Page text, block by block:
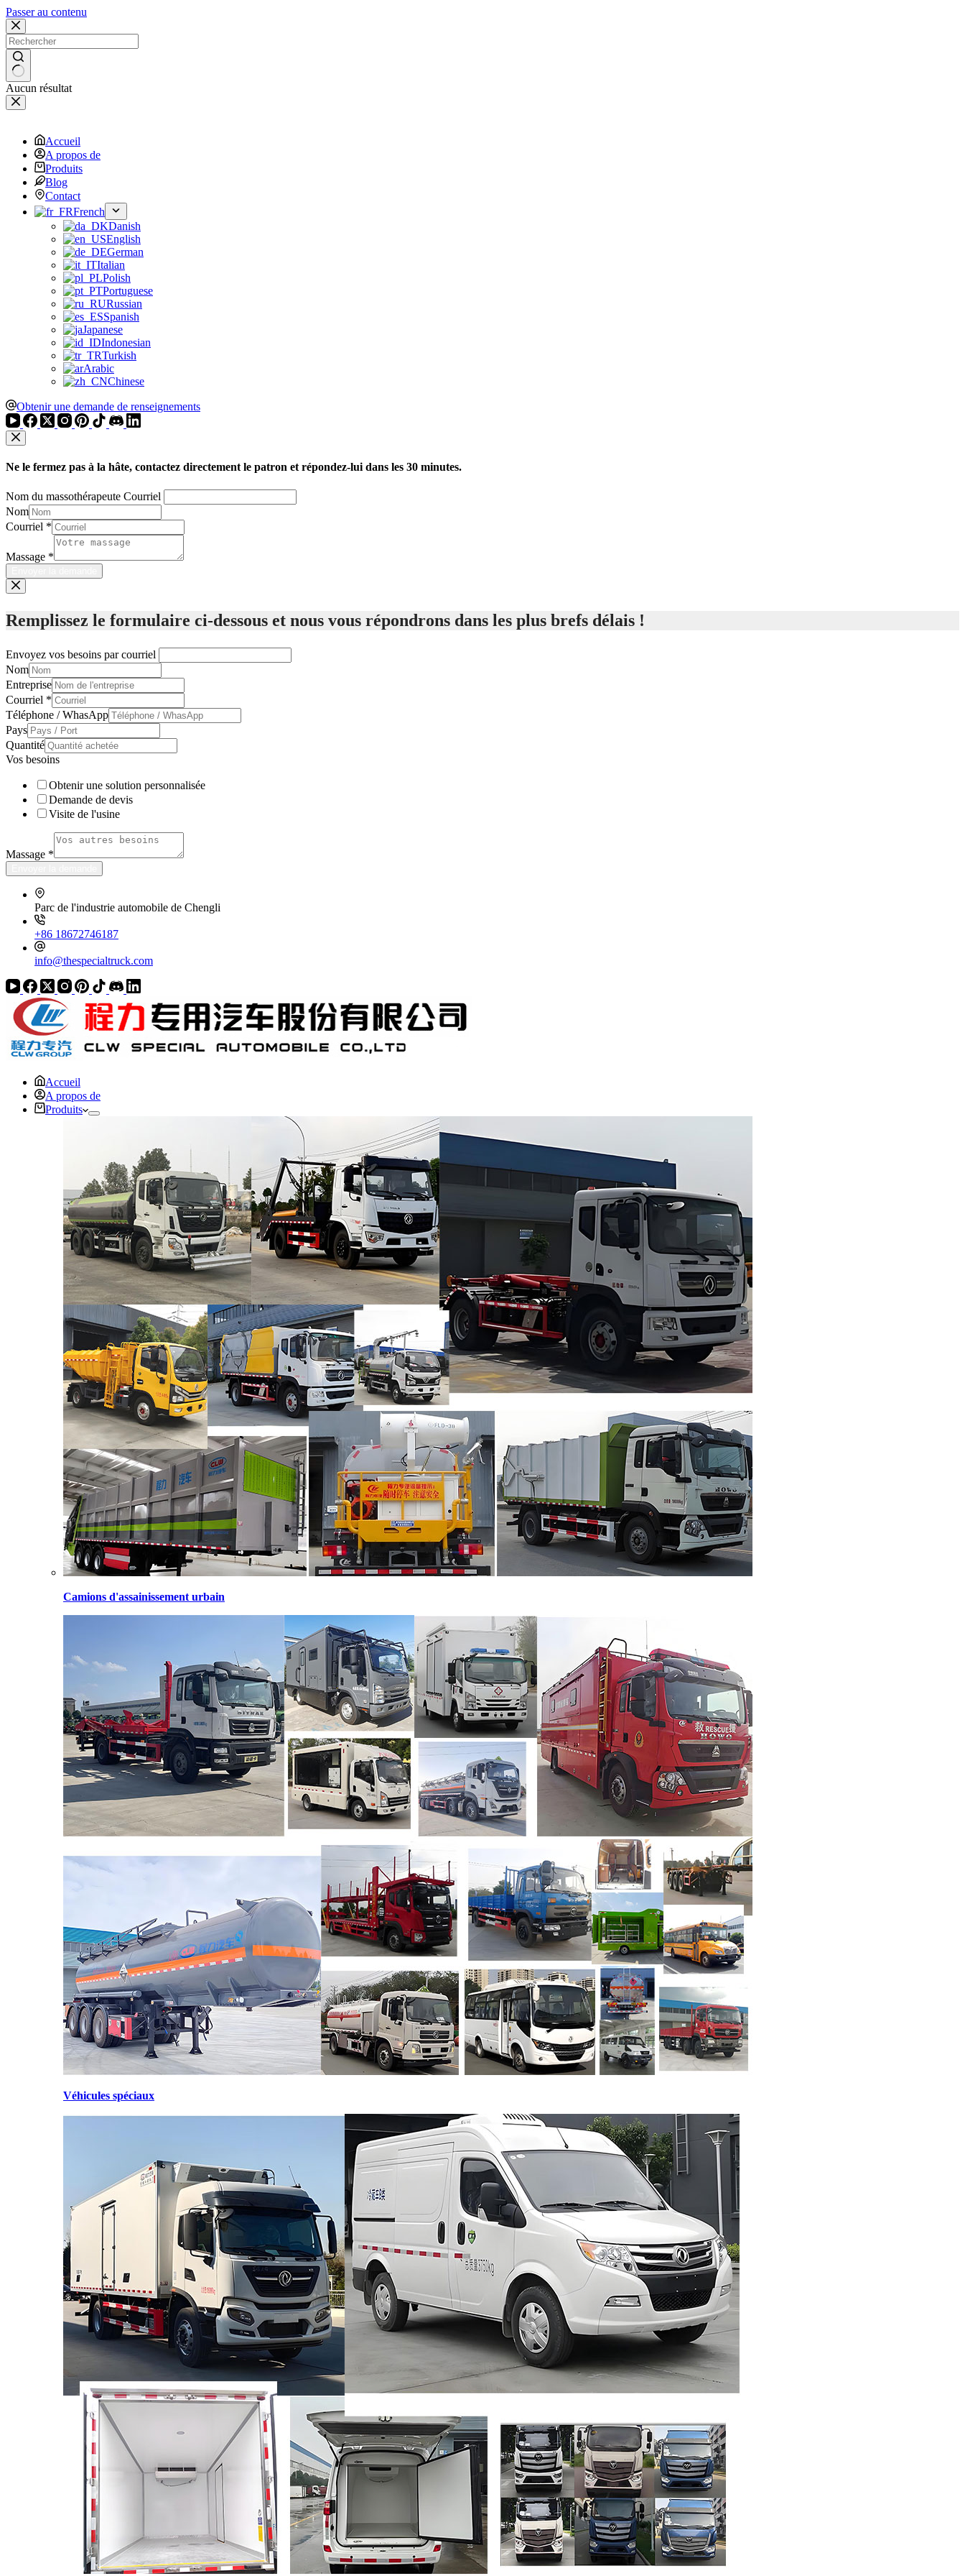
Passer au contenu
Aucun résultat
Accueil
A propos de
Produits
Blog
Contact
French
Danish
English
German
Italian
Polish
Portuguese
Russian
Spanish
Japanese
Indonesian
Turkish
Arabic
Chinese
Obtenir une demande de renseignements
Ne le fermez pas à la hâte, contactez directement le patron et répondez-lui dans les 30 minutes.
Nom du massothérapeute Courriel
Nom
Courriel *
Massage *
Remplissez le formulaire ci-dessous et nous vous répondrons dans les plus brefs délais !
Envoyez vos besoins par courriel
Nom
Entreprise
Courriel *
Téléphone / WhasApp
Pays
Quantité
Vos besoins
Obtenir une solution personnalisée
Demande de devis
Visite de l'usine
Massage *
Parc de l'industrie automobile de Chengli
+86 18672746187
info@thespecialtruck.com
Accueil
A propos de
Produits
Camions d'assainissement urbain
Véhicules spéciaux